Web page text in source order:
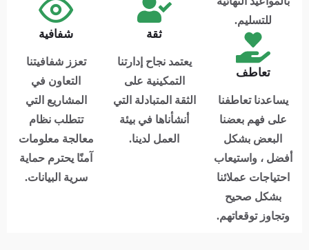
للتسليم.
تعاطف
يساعدنا تعاطفنا
على فهم بعضنا
البعض بشكل
أفضل ، واستيعاب
احتياجات عملائنا
بشكل صحيح
وتجاوز توقعاتهم.
ثقة
يعتمد نجاح إدارتنا
التمكينية على
الثقة المتبادلة التي
أنشأناها في بيئة
العمل لدينا.
شفافية
تعزز شفافيتنا
التعاون في
المشاريع التي
تتطلب نظام
معالجة معلومات
آمنًا يحترم حماية
سرية البيانات.